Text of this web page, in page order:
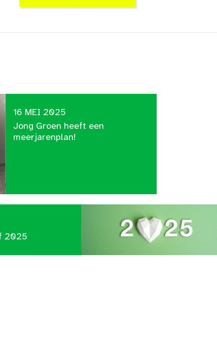
16 MEI 2025
Jong Groen heeft een
meerjarenplan!
2025